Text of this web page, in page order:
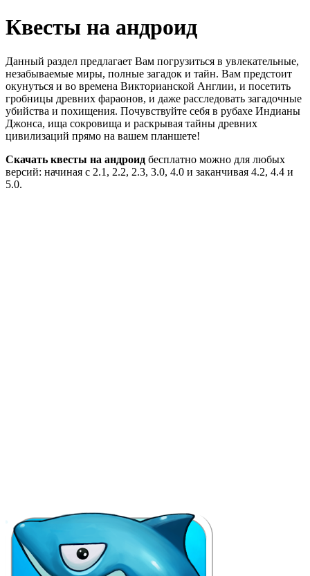
Квесты на андроид
Данный раздел предлагает Вам погрузиться в увлекательные,
незабываемые миры, полные загадок и тайн. Вам предстоит
окунуться и во времена Викторианской Англии, и посетить
гробницы древних фараонов, и даже расследовать загадочные
убийства и похищения. Почувствуйте себя в рубахе Индианы
Джонса, ища сокровища и раскрывая тайны древних
цивилизаций прямо на вашем планшете!
Скачать квесты на андроид бесплатно можно для любых
версий: начиная с 2.1, 2.2, 2.3, 3.0, 4.0 и заканчивая 4.2, 4.4 и
5.0.